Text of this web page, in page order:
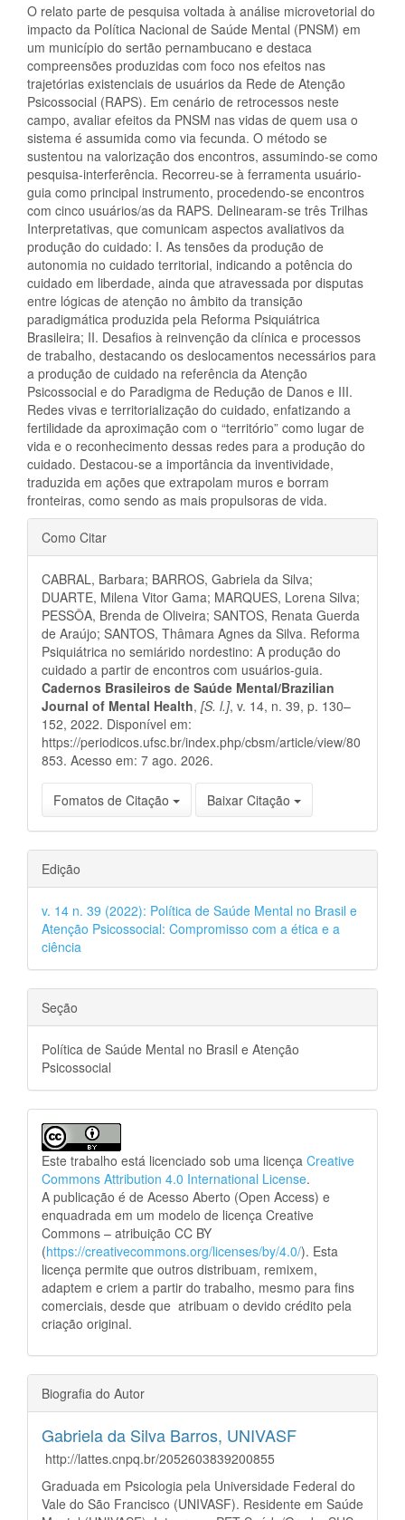
O relato parte de pesquisa voltada à análise microvetorial do
impacto da Política Nacional de Saúde Mental (PNSM) em
um município do sertão pernambucano e destaca
compreensões produzidas com foco nos efeitos nas
trajetórias existenciais de usuários da Rede de Atenção
Psicossocial (RAPS). Em cenário de retrocessos neste
campo, avaliar efeitos da PNSM nas vidas de quem usa o
sistema é assumida como via fecunda. O método se
sustentou na valorização dos encontros, assumindo-se como
pesquisa-interferência. Recorreu-se à ferramenta usuário-
guia como principal instrumento, procedendo-se encontros
com cinco usuários/as da RAPS. Delinearam-se três Trilhas
Interpretativas, que comunicam aspectos avaliativos da
produção do cuidado: I. As tensões da produção de
autonomia no cuidado territorial, indicando a potência do
cuidado em liberdade, ainda que atravessada por disputas
entre lógicas de atenção no âmbito da transição
paradigmática produzida pela Reforma Psiquiátrica
Brasileira; II. Desafios à reinvenção da clínica e processos
de trabalho, destacando os deslocamentos necessários para
a produção de cuidado na referência da Atenção
Psicossocial e do Paradigma de Redução de Danos e III.
Redes vivas e territorialização do cuidado, enfatizando a
fertilidade da aproximação com o “território” como lugar de
vida e o reconhecimento dessas redes para a produção do
cuidado. Destacou-se a importância da inventividade,
traduzida em ações que extrapolam muros e borram
fronteiras, como sendo as mais propulsoras de vida.
Detalhes
do
artigo
Como Citar
CABRAL, Barbara; BARROS, Gabriela da Silva;
DUARTE, Milena Vitor Gama; MARQUES, Lorena Silva;
PESSÔA, Brenda de Oliveira; SANTOS, Renata Guerda
de Araújo; SANTOS, Thâmara Agnes da Silva. Reforma
Psiquiátrica no semiárido nordestino: A produção do
cuidado a partir de encontros com usuários-guia.
Cadernos Brasileiros de Saúde Mental/Brazilian
Journal of Mental Health, [S. l.], v. 14, n. 39, p. 130–
152, 2022. Disponível em:
https://periodicos.ufsc.br/index.php/cbsm/article/view/80
853. Acesso em: 7 ago. 2026.
Fomatos de Citação Baixar Citação
Edição
v. 14 n. 39 (2022): Política de Saúde Mental no Brasil e
Atenção Psicossocial: Compromisso com a ética e a
ciência
Seção
Política de Saúde Mental no Brasil e Atenção
Psicossocial
Este trabalho está licenciado sob uma licença Creative
Commons Attribution 4.0 International License.
A publicação é de Acesso Aberto (Open Access) e
enquadrada em um modelo de licença Creative
Commons – atribuição CC BY
(https://creativecommons.org/licenses/by/4.0/). Esta
licença permite que outros distribuam, remixem,
adaptem e criem a partir do trabalho, mesmo para fins
comerciais, desde que atribuam o devido crédito pela
criação original.
Biografia do Autor
Gabriela da Silva Barros, UNIVASF
http://lattes.cnpq.br/2052603839200855
Graduada em Psicologia pela Universidade Federal do
Vale do São Francisco (UNIVASF). Residente em Saúde